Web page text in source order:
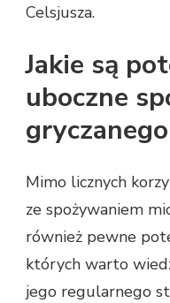
Celsjusza.
Jakie są
uboczne
gryczanego
Mimo licznych
ze spożywaniem
również pewne
których warto
jego regularnego